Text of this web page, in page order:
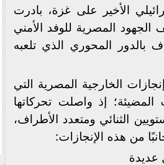
الأخير على غزة، بادرت
الجهود المصرية للوفد الأمني
بالدور المحوري الذي تلعبه
الخارجية المصرية التي
إذ واصلت تحركاتها
الثنائي ومتعدد الأطراف،
من هذه الإنجازات:
عديدة